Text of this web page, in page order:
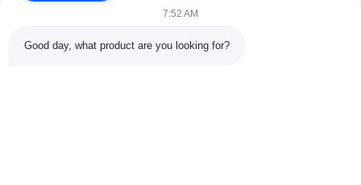
structure métallique
métallique
7:52 AM
Good day, what product are you looking for?